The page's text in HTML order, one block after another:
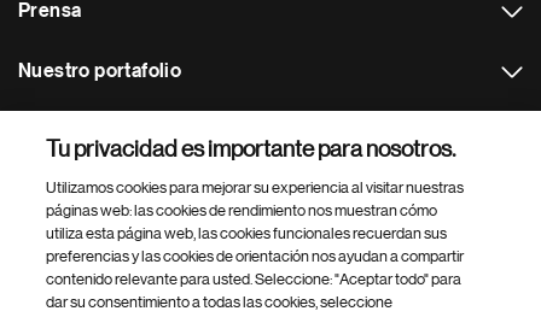
Prensa
Nuestro portafolio
Footer Site Search
Tu privacidad es importante para nosotros.
Utilizamos cookies para mejorar su experiencia al visitar nuestras
páginas web: las cookies de rendimiento nos muestran cómo
utiliza esta página web, las cookies funcionales recuerdan sus
preferencias y las cookies de orientación nos ayudan a compartir
contenido relevante para usted. Seleccione: "Aceptar todo" para
dar su consentimiento a todas las cookies, seleccione